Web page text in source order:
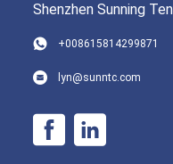
Shenzhen Sunning
+008615814299871
lyn@sunntc.com